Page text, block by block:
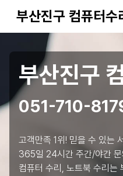
부산진구 컴퓨터수
부산진구
051-710-
고객만족 1위! 믿을 수 있는
365일 24시간 주간/야간 문
컴퓨터 수리, 노트북 수리는